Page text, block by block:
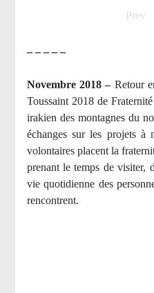
Prev
– – – – –
Novembre 2018 – Retour
Toussaint 2018 de
irakien des montagnes du
échanges sur les projets à
volontaires placent la
prenant le temps de visiter,
vie quotidienne des
rencontrent.